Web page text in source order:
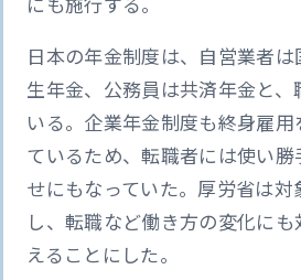
日本の年金制度は、自営業者
生年金、公務員は共済年金と、
いる。企業年金制度も終身雇
ているため、転職者には使い
せにもなっていた。厚労省は
し、転職など働き方の変化に
えることにした。